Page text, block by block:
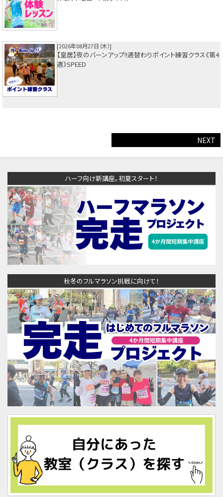
2026年08月27日（木）
【皇居】夜のバーンアップ!!週替わりポイント練習クラス《第4
週》SPEED
NEXT
ハーフ向け新講座。初夏スタート！
秋冬のフルマラソン挑戦に向けて！